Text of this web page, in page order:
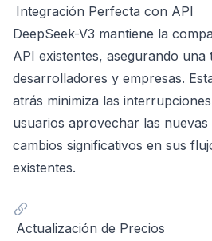
Integración Perfecta con API
DeepSeek-V3 mantiene la
API existentes, asegurando
desarrolladores y empresas.
atrás minimiza las
usuarios aprovechar las
cambios significativos en sus
existentes.
Actualización de Precios